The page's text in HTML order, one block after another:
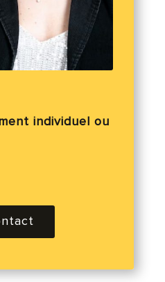
individuel ou